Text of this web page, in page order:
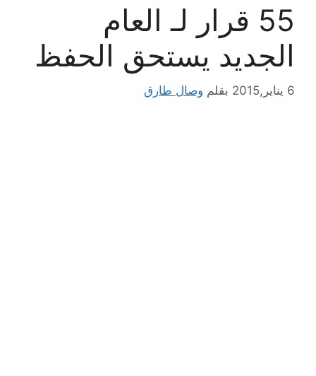
55 قرار لـ العام
الجديد يستحق الحفظ
6 يناير,2015 بقلم وصال طارق